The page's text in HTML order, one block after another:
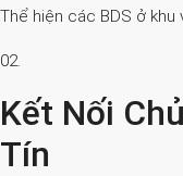
Thể hiện các BDS ở
02.
Kết Nối
Tín